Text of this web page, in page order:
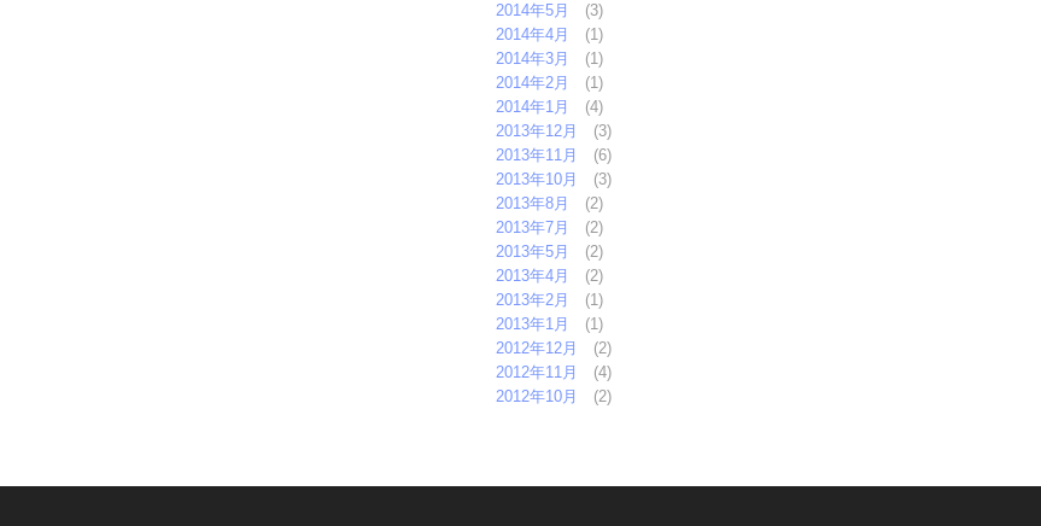
2014年5月
(3)
2014年4月
(1)
2014年3月
(1)
2014年2月
(1)
2014年1月
(4)
2013年12月
(3)
2013年11月
(6)
2013年10月
(3)
2013年8月
(2)
2013年7月
(2)
2013年5月
(2)
2013年4月
(2)
2013年2月
(1)
2013年1月
(1)
2012年12月
(2)
2012年11月
(4)
2012年10月
(2)